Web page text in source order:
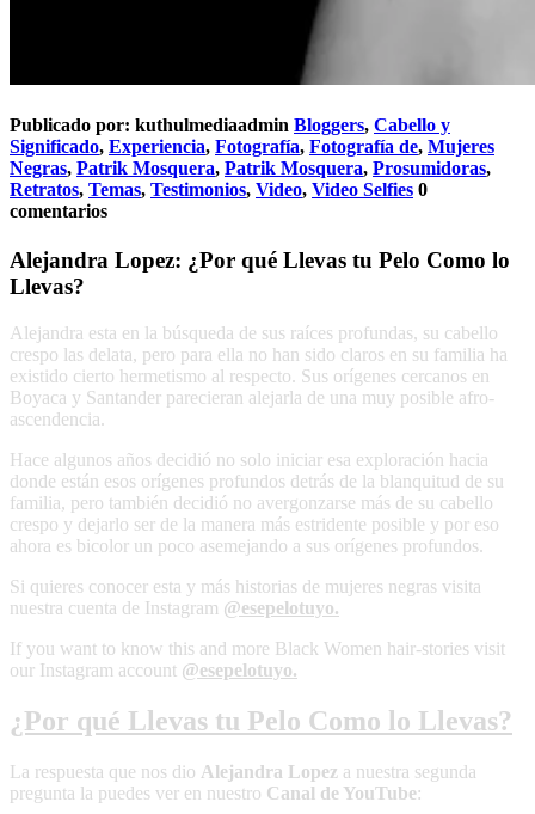
Publicado por: kuthulmediaadmin Bloggers, Cabello y
Significado, Experiencia, Fotografía, Fotografía de, Mujeres
Negras, Patrik Mosquera, Patrik Mosquera, Prosumidoras,
Retratos, Temas, Testimonios, Video, Video Selfies 0
comentarios
Alejandra Lopez: ¿Por qué Llevas tu Pelo Como lo
Llevas?
Alejandra esta en la búsqueda de sus raíces profundas, su cabello
crespo las delata, pero para ella no han sido claros en su familia ha
existido cierto hermetismo al respecto. Sus orígenes cercanos en
Boyaca y Santander parecieran alejarla de una muy posible afro-
ascendencia.
Hace algunos años decidió no solo iniciar esa exploración hacia
donde están esos orígenes profundos detrás de la blanquitud de su
familia, pero también decidió no avergonzarse más de su cabello
crespo y dejarlo ser de la manera más estridente posible y por eso
ahora es bicolor un poco asemejando a sus orígenes profundos.
Si quieres conocer esta y más historias de mujeres negras visita
nuestra cuenta de Instagram @esepelotuyo.
If you want to know this and more Black Women hair-stories visit
our Instagram account @esepelotuyo.
¿Por qué Llevas tu Pelo Como lo Llevas?
La respuesta que nos dio Alejandra Lopez a nuestra segunda
pregunta la puedes ver en nuestro Canal de YouTube: